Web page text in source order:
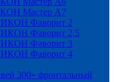
Мастер А7
Фаворит 2
Фаворит 2,5
Фаворит 3
Фаворит 4
300» фронтальный